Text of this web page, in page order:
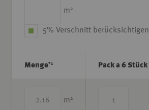
m 2
5% Verschnitt berücksichtigen
Menge*1
m 2
Pack a 6 Stück